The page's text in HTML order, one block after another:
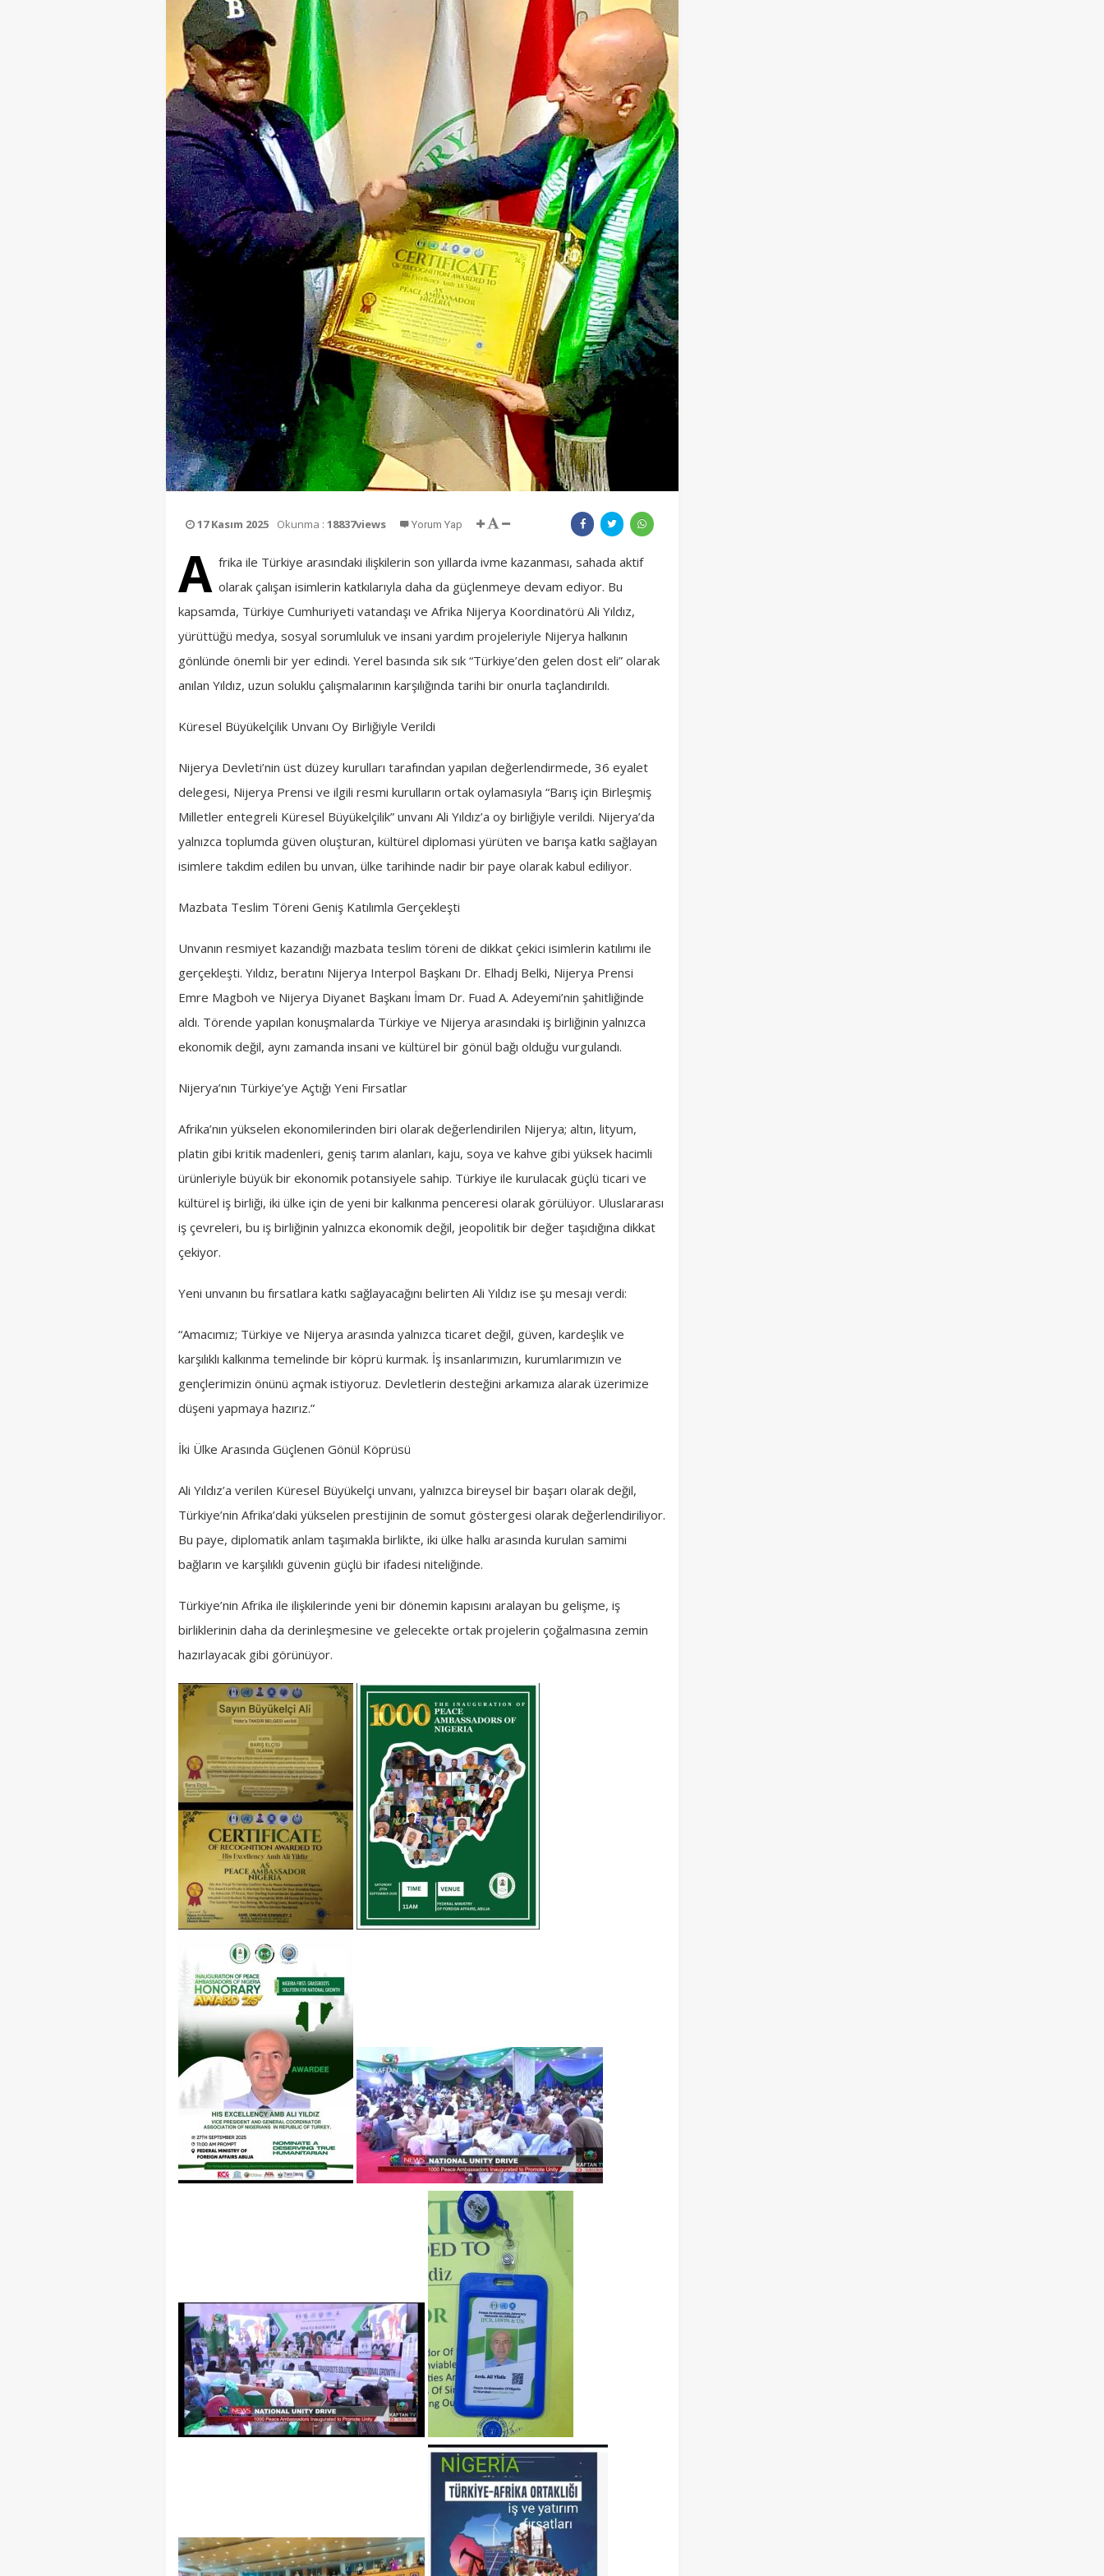
17 Kasım 2025 Okunma :18837views Yorum Yap
A frika ile Türkiye arasındaki ilişkilerin son yıllarda ivme kazanması, sahada aktif
olarak çalışan isimlerin katkılarıyla daha da güçlenmeye devam ediyor. Bu
kapsamda, Türkiye Cumhuriyeti vatandaşı ve Afrika Nijerya Koordinatörü Ali Yıldız,
yürüttüğü medya, sosyal sorumluluk ve insani yardım projeleriyle Nijerya halkının
gönlünde önemli bir yer edindi. Yerel basında sık sık “Türkiye’den gelen dost eli” olarak
anılan Yıldız, uzun soluklu çalışmalarının karşılığında tarihi bir onurla taçlandırıldı.
Küresel Büyükelçilik Unvanı Oy Birliğiyle Verildi
Nijerya Devleti’nin üst düzey kurulları tarafından yapılan değerlendirmede, 36 eyalet
delegesi, Nijerya Prensi ve ilgili resmi kurulların ortak oylamasıyla “Barış için Birleşmiş
Milletler entegreli Küresel Büyükelçilik” unvanı Ali Yıldız’a oy birliğiyle verildi. Nijerya’da
yalnızca toplumda güven oluşturan, kültürel diplomasi yürüten ve barışa katkı sağlayan
isimlere takdim edilen bu unvan, ülke tarihinde nadir bir paye olarak kabul ediliyor.
Mazbata Teslim Töreni Geniş Katılımla Gerçekleşti
Unvanın resmiyet kazandığı mazbata teslim töreni de dikkat çekici isimlerin katılımı ile
gerçekleşti. Yıldız, beratını Nijerya Interpol Başkanı Dr. Elhadj Belki, Nijerya Prensi
Emre Magboh ve Nijerya Diyanet Başkanı İmam Dr. Fuad A. Adeyemi’nin şahitliğinde
aldı. Törende yapılan konuşmalarda Türkiye ve Nijerya arasındaki iş birliğinin yalnızca
ekonomik değil, aynı zamanda insani ve kültürel bir gönül bağı olduğu vurgulandı.
Nijerya’nın Türkiye’ye Açtığı Yeni Fırsatlar
Afrika’nın yükselen ekonomilerinden biri olarak değerlendirilen Nijerya; altın, lityum,
platin gibi kritik madenleri, geniş tarım alanları, kaju, soya ve kahve gibi yüksek hacimli
ürünleriyle büyük bir ekonomik potansiyele sahip. Türkiye ile kurulacak güçlü ticari ve
kültürel iş birliği, iki ülke için de yeni bir kalkınma penceresi olarak görülüyor. Uluslararası
iş çevreleri, bu iş birliğinin yalnızca ekonomik değil, jeopolitik bir değer taşıdığına dikkat
çekiyor.
Yeni unvanın bu fırsatlara katkı sağlayacağını belirten Ali Yıldız ise şu mesajı verdi:
“Amacımız; Türkiye ve Nijerya arasında yalnızca ticaret değil, güven, kardeşlik ve
karşılıklı kalkınma temelinde bir köprü kurmak. İş insanlarımızın, kurumlarımızın ve
gençlerimizin önünü açmak istiyoruz. Devletlerin desteğini arkamıza alarak üzerimize
düşeni yapmaya hazırız.”
İki Ülke Arasında Güçlenen Gönül Köprüsü
Ali Yıldız’a verilen Küresel Büyükelçi unvanı, yalnızca bireysel bir başarı olarak değil,
Türkiye’nin Afrika’daki yükselen prestijinin de somut göstergesi olarak değerlendiriliyor.
Bu paye, diplomatik anlam taşımakla birlikte, iki ülke halkı arasında kurulan samimi
bağların ve karşılıklı güvenin güçlü bir ifadesi niteliğinde.
Türkiye’nin Afrika ile ilişkilerinde yeni bir dönemin kapısını aralayan bu gelişme, iş
birliklerinin daha da derinleşmesine ve gelecekte ortak projelerin çoğalmasına zemin
hazırlayacak gibi görünüyor.